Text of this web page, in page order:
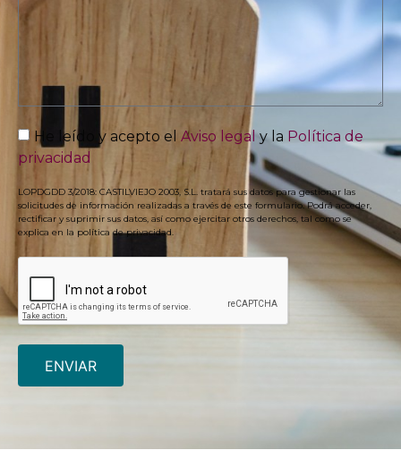
He leído y acepto el Aviso legaly la Política de
privacidad
LOPDGDD 3/2018: CASTILVIEJO 2003, S.L. tratará sus datos para gestionar las
solicitudes de información realizadas a través de este formulario. Podrá acceder,
rectificar y suprimir sus datos, así como ejercitar otros derechos, tal como se
explica en la política de privacidad.
ENVIAR